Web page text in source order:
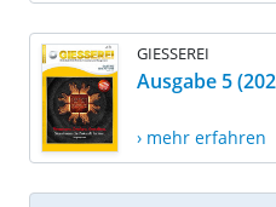
GIESSEREI
Ausgabe 5
› mehr erfahren